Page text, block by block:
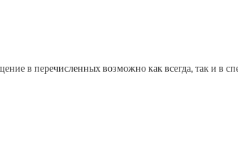
в перечисленных возможно как всегда, так и в